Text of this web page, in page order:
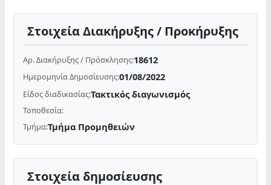
Στοιχεία Διακήρυξης / Προκήρυξης
Αρ. Διακήρυξης / Πρόσκλησης:18612
Ημερομηνία Δημοσίευσης:01/08/2022
Είδος διαδικασίας:Τακτικός διαγωνισμός
Τοποθεσία:
Τμήμα:Τμήμα Προμηθειών
Στοιχεία δημοσίευσης